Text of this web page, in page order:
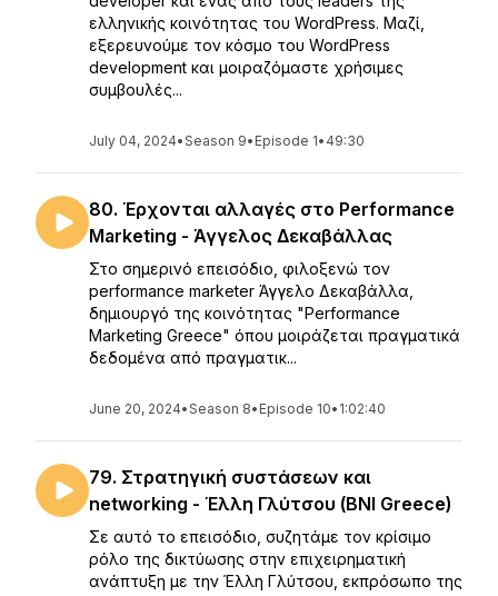
ελληνικής κοινότητας του WordPress. Μαζί,
εξερευνούμε τον κόσμο του WordPress
development και μοιραζόμαστε χρήσιμες
συμβουλές...
July 04, 2024•Season 9• Episode 1• 49:30
80. Έρχονται αλλαγές στο Performance
Marketing - Άγγελος Δεκαβάλλας
Στο σημερινό επεισόδιο, φιλοξενώ τον
performance marketer Άγγελο Δεκαβάλλα,
δημιουργό της κοινότητας "Performance
Marketing Greece" όπου μοιράζεται πραγματικά
δεδομένα από πραγματικ...
June 20, 2024•Season 8• Episode 10• 1:02:40
79. Στρατηγική συστάσεων και
networking - Έλλη Γλύτσου (BNI Greece)
Σε αυτό το επεισόδιο, συζητάμε τον κρίσιμο
ρόλο της δικτύωσης στην επιχειρηματική
ανάπτυξη με την Έλλη Γλύτσου, εκπρόσωπο της